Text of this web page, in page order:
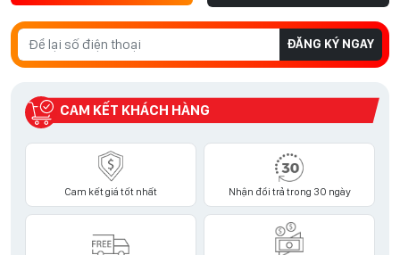
ĐĂNG KÝ NGAY
CAM KẾT KHÁCH HÀNG
Cam kết giá tốt nhất Nhận đổi trả trong 30 ngày